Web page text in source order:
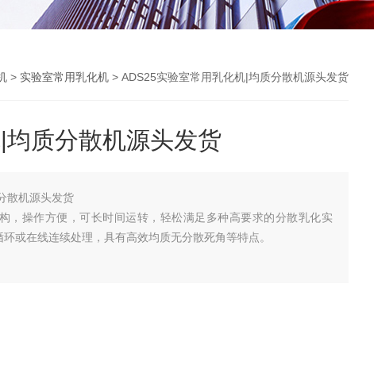
> 实验室常用乳化机 > ADS25实验室常用乳化机|均质分散机源头发货
质分散机源头发货
散机源头发货
，操作方便，可长时间运转，轻松满足多种高要求的分散乳化实
或在线连续处理，具有高效均质无分散死角等特点。